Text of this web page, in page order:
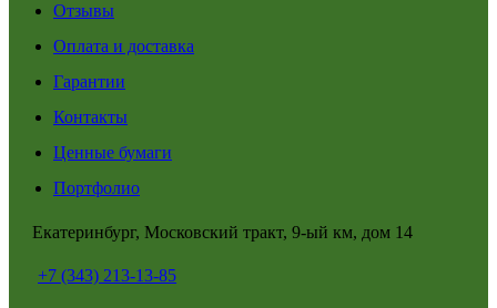
Отзывы
Оплата и доставка
Гарантии
Контакты
Ценные бумаги
Портфолио
Екатеринбург, Московский тракт, 9-ый км, дом 14
+7 (343) 213-13-85